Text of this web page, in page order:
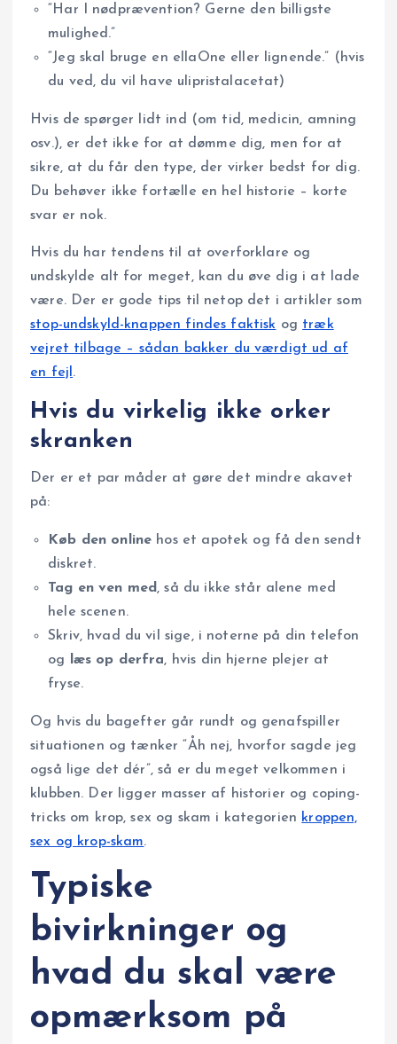
“Har I nødprævention? Gerne den billigste
mulighed.”
“Jeg skal bruge en ellaOne eller lignende.” (hvis
du ved, du vil have ulipristalacetat)
Hvis de spørger lidt ind (om tid, medicin, amning
osv.), er det ikke for at dømme dig, men for at
sikre, at du får den type, der virker bedst for dig.
Du behøver ikke fortælle en hel historie – korte
svar er nok.
Hvis du har tendens til at overforklare og
undskylde alt for meget, kan du øve dig i at lade
være. Der er gode tips til netop det i artikler som
stop-undskyld-knappen findes faktisk og træk
vejret tilbage – sådan bakker du værdigt ud af
en fejl .
Hvis du virkelig ikke orker
skranken
Der er et par måder at gøre det mindre akavet
på:
Køb den online hos et apotek og få den sendt
diskret.
Tag en ven med , så du ikke står alene med
hele scenen.
Skriv, hvad du vil sige, i noterne på din telefon
og
læs op derfra, hvis din hjerne plejer at
fryse.
Og hvis du bagefter går rundt og genafspiller
situationen og tænker “Åh nej, hvorfor sagde jeg
også lige det dér”, så er du meget velkommen i
klubben. Der ligger masser af historier og coping-
tricks om krop, sex og skam i kategorien kroppen,
sex og krop-skam.
Typiske
bivirkninger og
hvad du skal være
opmærksom på